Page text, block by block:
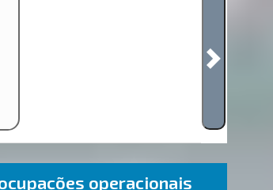
operacionais